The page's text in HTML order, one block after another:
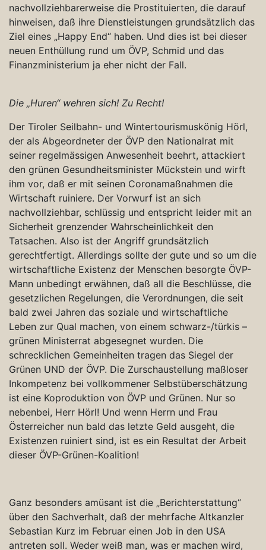
nachvollziehbarerweise die Prostituierten, die darauf
hinweisen, daß ihre Dienstleistungen grundsätzlich das
Ziel eines „Happy End“ haben. Und dies ist bei dieser
neuen Enthüllung rund um ÖVP, Schmid und das
Finanzministerium ja eher nicht der Fall.
Die „Huren“ wehren sich! Zu Recht!
Der Tiroler Seilbahn- und Wintertourismuskönig Hörl,
der als Abgeordneter der ÖVP den Nationalrat mit
seiner regelmässigen Anwesenheit beehrt, attackiert
den grünen Gesundheitsminister Mückstein und wirft
ihm vor, daß er mit seinen Coronamaßnahmen die
Wirtschaft ruiniere. Der Vorwurf ist an sich
nachvollziehbar, schlüssig und entspricht leider mit an
Sicherheit grenzender Wahrscheinlichkeit den
Tatsachen. Also ist der Angriff grundsätzlich
gerechtfertigt. Allerdings sollte der gute und so um die
wirtschaftliche Existenz der Menschen besorgte ÖVP-
Mann unbedingt erwähnen, daß all die Beschlüsse, die
gesetzlichen Regelungen, die Verordnungen, die seit
bald zwei Jahren das soziale und wirtschaftliche
Leben zur Qual machen, von einem schwarz-/türkis –
grünen Ministerrat abgesegnet wurden. Die
schrecklichen Gemeinheiten tragen das Siegel der
Grünen UND der ÖVP. Die Zurschaustellung maßloser
Inkompetenz bei vollkommener Selbstüberschätzung
ist eine Koproduktion von ÖVP und Grünen. Nur so
nebenbei, Herr Hörl! Und wenn Herrn und Frau
Österreicher nun bald das letzte Geld ausgeht, die
Existenzen ruiniert sind, ist es ein Resultat der Arbeit
dieser ÖVP-Grünen-Koalition!
Ganz besonders amüsant ist die „Berichterstattung“
über den Sachverhalt, daß der mehrfache Altkanzler
Sebastian Kurz im Februar einen Job in den USA
antreten soll. Weder weiß man, was er machen wird,